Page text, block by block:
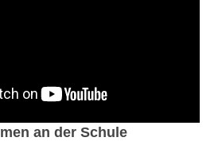
an der Schule